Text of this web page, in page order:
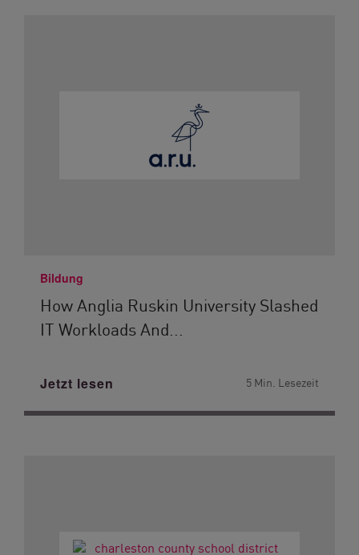
Bildung
How Anglia Ruskin University Slashed
IT Workloads And...
Jetzt lesen 5 Min. Lesezeit